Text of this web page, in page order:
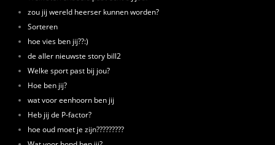
zou jij wereld heerser kunnen worden?
Sorteren
hoe vies ben jij??:)
de aller nieuwste story bill2
Welke sport past bij jou?
Hoe ben jij?
wat voor eenhoorn ben jij
Heb jij de P-factor?
hoe oud moet je zijn?????????